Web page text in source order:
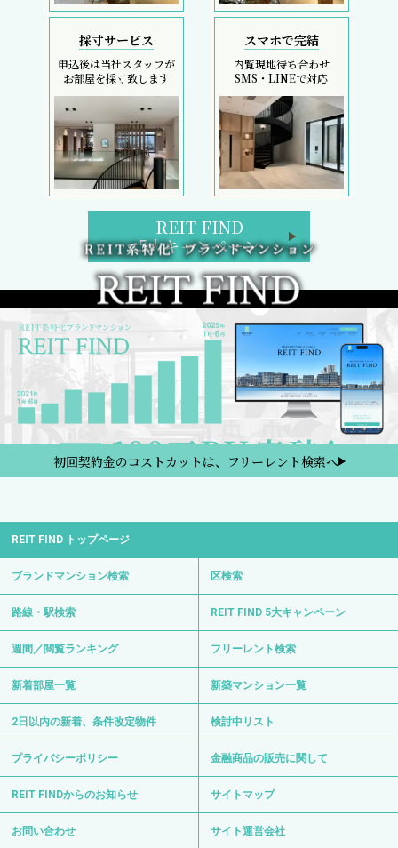
採寸サービス
申込後は当社スタッフが
お部屋を採寸致します
スマホで完結
内覧現地待ち合わせ
SMS・LINEで対応
REIT FIND
5大キャンペーン
初回契約金のコストカットは、フリーレント検索へ
REIT FIND トップページ
ブランドマンション検索 区検索
路線・駅検索 REIT FIND 5大キャンペーン
週間／閲覧ランキング フリーレント検索
新着部屋一覧 新築マンション一覧
2日以内の新着、条件改定物件 検討中リスト
プライバシーポリシー 金融商品の販売に関して
REIT FINDからのお知らせ サイトマップ
お問い合わせ サイト運営会社